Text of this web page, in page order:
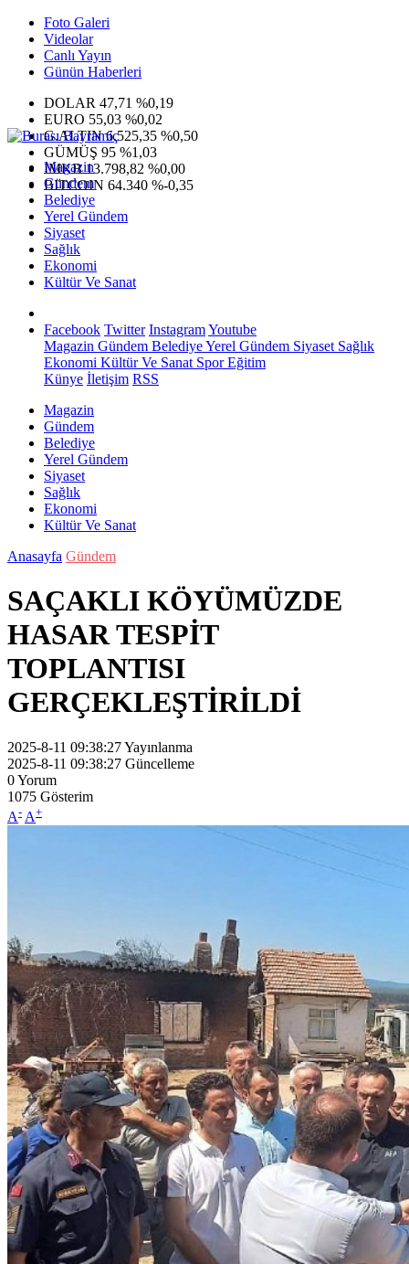
Foto Galeri
Videolar
Canlı Yayın
Günün Haberleri
DOLAR 47,71 %0,19
EURO 55,03 %0,02
G.ALTIN6.525,35 %0,50
GÜMÜŞ 95 %1,03
IMKB13.798,82 %0,00
BITCOIN 64.340 %-0,35
Magazin
Gündem
Belediye
Yerel Gündem
Siyaset
Sağlık
Ekonomi
Kültür Ve Sanat
Facebook Twitter InstagramYoutube
Magazin Gündem BelediyeYerel Gündem Siyaset Sağlık
Ekonomi Kültür Ve Sanat SporEğitim
Künye İletişim RSS
Magazin
Gündem
Belediye
Yerel Gündem
Siyaset
Sağlık
Ekonomi
Kültür Ve Sanat
Anasayfa Gündem
SAÇAKLI KÖYÜMÜZDE
HASAR TESPİT
TOPLANTISI
GERÇEKLEŞTİRİLDİ
2025-8-11 09:38:27Yayınlanma
2025-8-11 09:38:27 Güncelleme
0Yorum
1075 Gösterim
A- A+